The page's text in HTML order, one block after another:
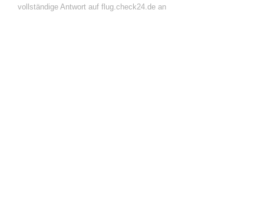
vollständige Antwort auf flug.check24.de an